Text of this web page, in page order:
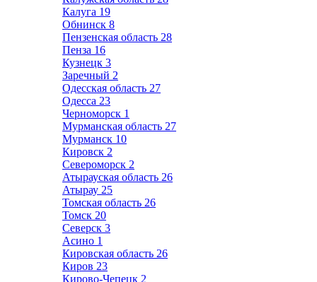
Калуга 19
Обнинск 8
Пензенская область 28
Пенза 16
Кузнецк 3
Заречный 2
Одесская область 27
Одесса 23
Черноморск 1
Мурманская область 27
Мурманск 10
Кировск 2
Североморск 2
Атырауская область 26
Атырау 25
Томская область 26
Томск 20
Северск 3
Асино 1
Кировская область 26
Киров 23
Кирово-Чепецк 2